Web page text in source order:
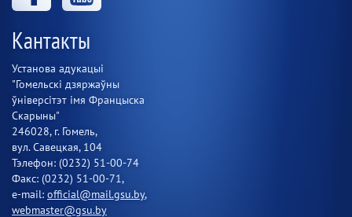
Кантакты
Установа адукацыі
"Гомельскі дзяржаўны
ўніверсітэт імя Францыска
Скарыны"
246028, г. Гомель,
вул. Савецкая, 104
Тэлефон: (0232) 51-00-74
Факс: (0232) 51-00-71,
e-mail: official@mail.gsu.by,
webmaster@gsu.by